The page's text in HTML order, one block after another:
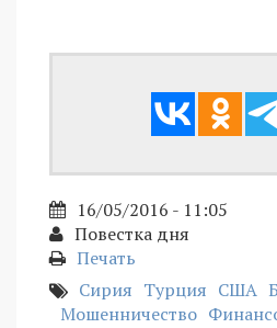
16/05/2016 - 11:05
Повестка дня
Печать
Сирия Турция США
Мошенничество